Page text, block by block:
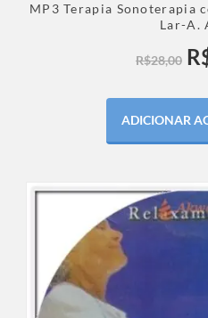
MP3 Terapia Sonoterapia
Lar-A.
R$28,00
ADICIONAR